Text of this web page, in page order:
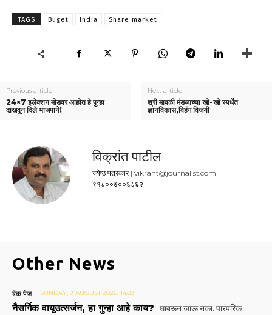
TAGS Buget India Share market
Previous article
24×7 इलेक्शन मोडवर आहोत हे पुन्हा
दाखवून दिले भाजपाने!
Next article
श्री मावळी मंडळाच्या खो-खो स्पर्धेत
ज्ञानविकास,विहंग विजयी
विक्रांत पाटील
ज्येष्ठ पत्रकार | vikrant@journalist.com |
९१८००७००६८६२
Other News
बॅक पेज SUNDAY, 9 AUGUST 2026, 14:23
नैसर्गिक वायूउत्सर्जन, हा गुन्हा आहे काय? घाबरून जाऊ नका. पारंपरिक